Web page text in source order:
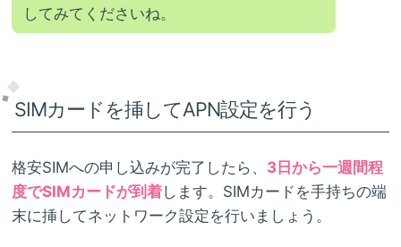
してみてくださいね。
SIMカードを挿してAPN設定を行う
格安SIMへの申し込みが完了したら、 3日から一週間程
度でSIMカードが到着します。SIMカードを手持ちの端
末に挿してネットワーク設定を行いましょう。